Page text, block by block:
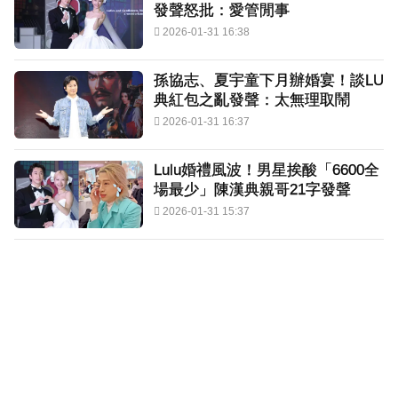
發聲怒批：愛管閒事
2026-01-31 16:38
孫協志、夏宇童下月辦婚宴！談LU
典紅包之亂發聲：太無理取鬧
2026-01-31 16:37
Lulu婚禮風波！男星挨酸「6600全
場最少」陳漢典親哥21字發聲
2026-01-31 15:37